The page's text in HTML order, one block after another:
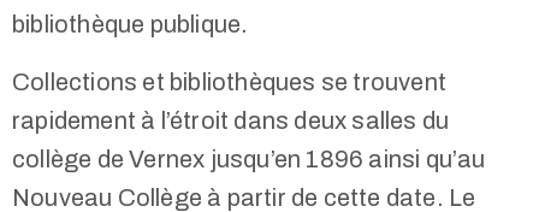
bibliothèque publique.
Collections et bibliothèques se trouvent
rapidement à l’étroit dans deux salles du
collège de Vernex jusqu’en 1896 ainsi qu’au
Nouveau Collège à partir de cette date. Le